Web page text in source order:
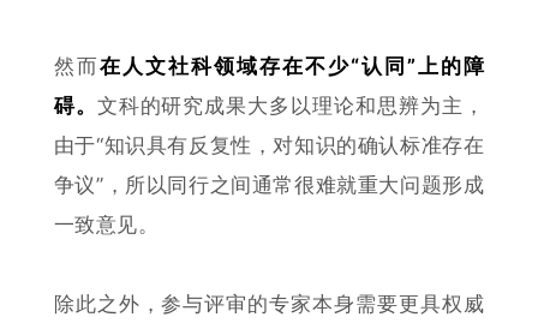
然而在人文社科领域存在不少“认同”上的障
碍。 文科的研究成果大多以理论和思辨为主，
由于“知识具有反复性，对知识的确认标准存在
争议”，所以同行之间通常很难就重大问题形成
一致意见。
除此之外，参与评审的专家本身需要更具权威